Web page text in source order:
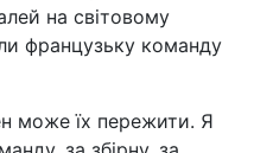
на світовому
французьку команду
може їх пережити. Я